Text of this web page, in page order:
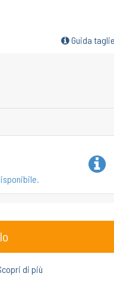
Guida taglie
di più